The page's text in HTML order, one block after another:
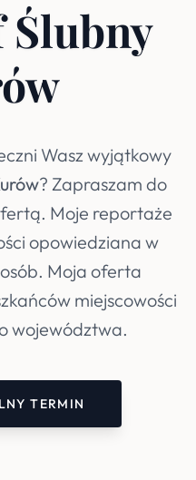
Ślubny
Wasz wyjątkowy
? Zapraszam do
Moje reportaże
opowiedziana w
Moja oferta
miejscowości
województwa.
TERMIN